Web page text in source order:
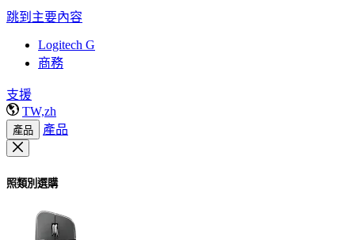
跳到主要內容
Logitech G
商務
支援
TW,zh
產品 產品
照類別選購